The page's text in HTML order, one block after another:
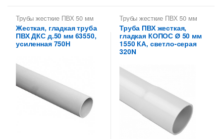
Трубы жесткие ПВХ 50 мм
Жесткая, гладкая труба
ПВХ ДКС д.50 мм 63550,
усиленная 750Н
Трубы жесткие ПВХ 50 мм
Труба ПВХ жесткая,
гладкая КОПОС Ø 50 мм
1550 КА, светло-серая
320N